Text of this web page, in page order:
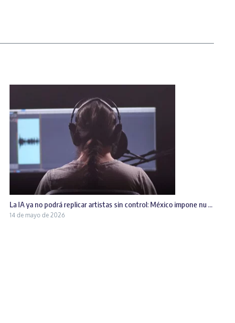
La IA ya no podrá replicar artistas sin control: México impone nu ...
14 de mayo de 2026